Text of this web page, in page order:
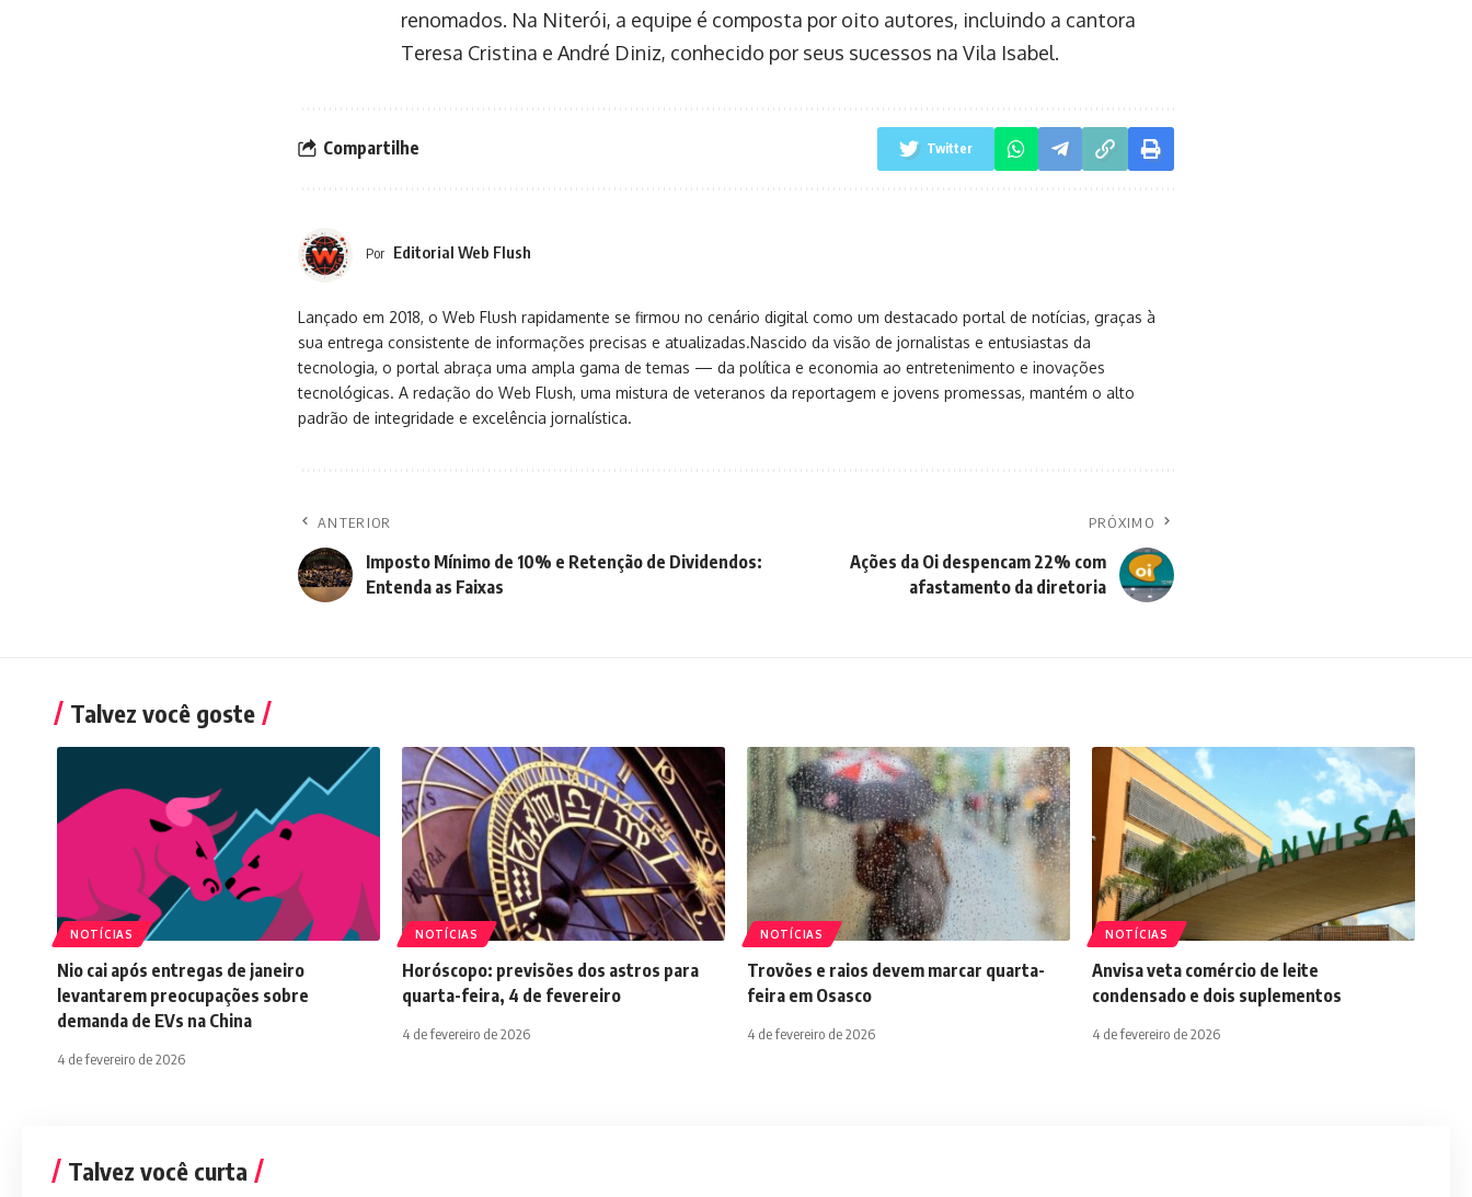
renomados. Na Niterói, a equipe é composta por oito autores, incluindo a cantora
Teresa Cristina e André Diniz, conhecido por seus sucessos na Vila Isabel.
Compartilhe Twitter
Por Editorial Web Flush
Lançado em 2018, o Web Flush rapidamente se firmou no cenário digital como um destacado portal de notícias, graças à
sua entrega consistente de informações precisas e atualizadas.Nascido da visão de jornalistas e entusiastas da
tecnologia, o portal abraça uma ampla gama de temas — da política e economia ao entretenimento e inovações
tecnológicas. A redação do Web Flush, uma mistura de veteranos da reportagem e jovens promessas, mantém o alto
padrão de integridade e excelência jornalística.
ANTERIOR
Imposto Mínimo de 10% e Retenção de Dividendos:
Entenda as Faixas
PRÓXIMO
Ações da Oi despencam 22% com
afastamento da diretoria
Talvez você goste
NOTÍCIAS
Nio cai após entregas de janeiro
levantarem preocupações sobre
demanda de EVs na China
4 de fevereiro de 2026
NOTÍCIAS
Horóscopo: previsões dos astros para
quarta-feira, 4 de fevereiro
4 de fevereiro de 2026
NOTÍCIAS
Trovões e raios devem marcar quarta-
feira em Osasco
4 de fevereiro de 2026
NOTÍCIAS
Anvisa veta comércio de leite
condensado e dois suplementos
4 de fevereiro de 2026
Talvez você curta